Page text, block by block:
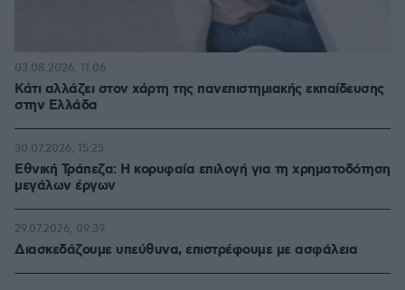
Κάτι αλλάζει στον χάρτη της πανεπιστημιακής εκπαίδευσης
στην Ελλάδα
03.08.2026, 11:06
Εθνική Τράπεζα: Η κορυφαία επιλογή για τη χρηματοδότηση
μεγάλων έργων
30.07.2026, 15:25
Διασκεδάζουμε υπεύθυνα, επιστρέφουμε με ασφάλεια
29.07.2026, 09:39